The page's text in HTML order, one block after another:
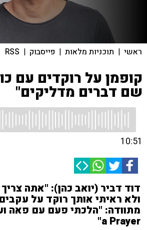
ראשי | תוכניות מלאות | פייסבוק |
RSS
קופמן על רוקדים עם
שם דברים מדליקים"
10:51
דוד דביר (יואב כהן): "אתה
ולא ראיתי אותך רוקד על
a Prayer"